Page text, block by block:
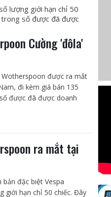
lượng giới hạn chỉ 50
trong số được đã được
Cường 'đôla'
Wotherspoon được ra mắt
đi kèm giá bán 135
được đã được doanh
ra mắt tại
đặc biệt Vespa
giới hạn chỉ 50 chiếc. Đây